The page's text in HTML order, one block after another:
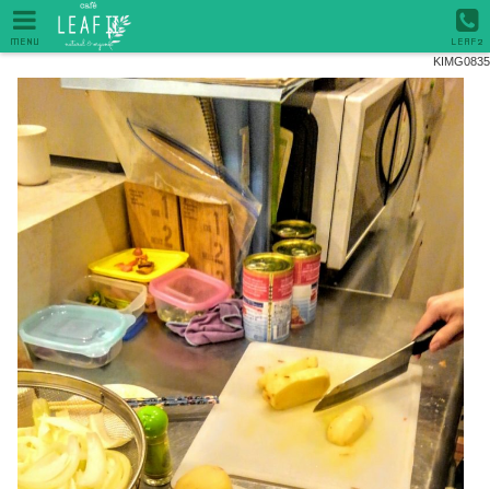
KIMG0835
MENU LEAF2